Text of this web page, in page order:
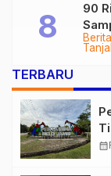
Berita
90
TERBARU
calendar_month